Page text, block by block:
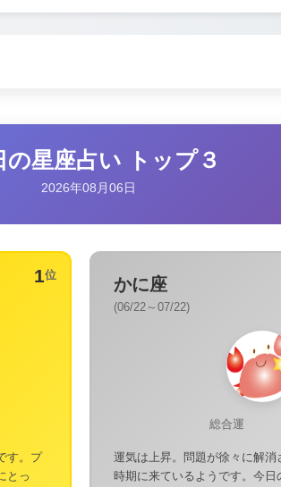
の星座占い トップ３
2026年08月06日
1位
す。プ
とっ
かに座
(06/22～07/22)
総合運
運気は上昇。問題が徐々に解
時期に来ているようです。今